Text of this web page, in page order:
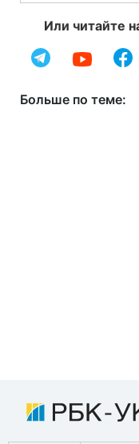
Или читайте
Больше по теме: